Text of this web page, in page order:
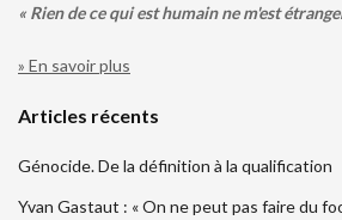
« Rien de ce qui est humain ne m'est
» En savoir plus
Articles récents
Génocide. De la définition à la qualification
Yvan Gastaut : « On ne peut pas faire du